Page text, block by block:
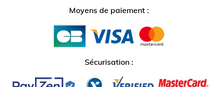
Moyens de paiement :
Sécurisation :